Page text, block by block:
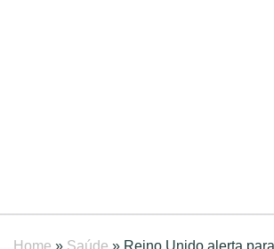
Home » Saúde » Reino Unido alerta